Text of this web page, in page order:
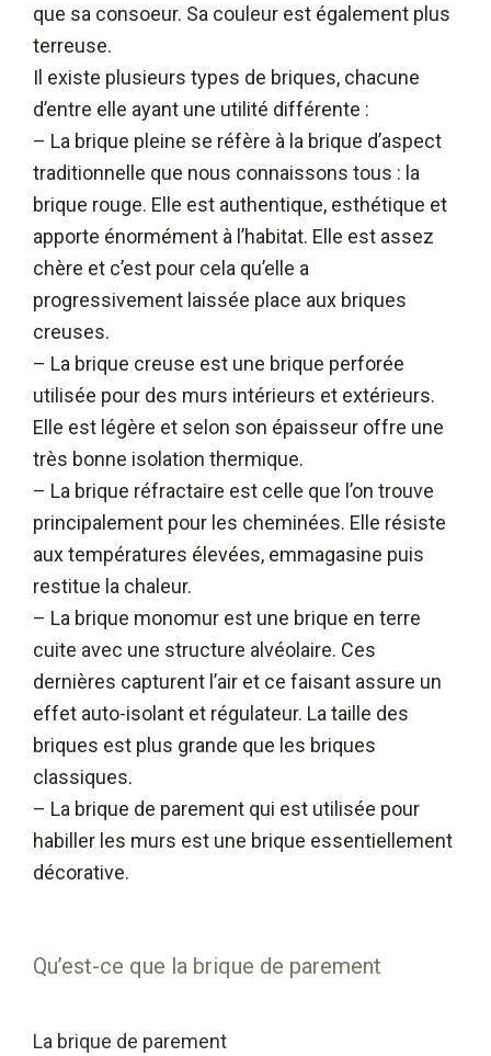
que sa consoeur. Sa couleur est également plus
terreuse.
Il existe plusieurs types de briques, chacune
d’entre elle ayant une utilité différente :
– La brique pleine se réfère à la brique d’aspect
traditionnelle que nous connaissons tous : la
brique rouge. Elle est authentique, esthétique et
apporte énormément à l’habitat. Elle est assez
chère et c’est pour cela qu’elle a
progressivement laissée place aux briques
creuses.
– La brique creuse est une brique perforée
utilisée pour des murs intérieurs et extérieurs.
Elle est légère et selon son épaisseur offre une
très bonne isolation thermique.
– La brique réfractaire est celle que l’on trouve
principalement pour les cheminées. Elle résiste
aux températures élevées, emmagasine puis
restitue la chaleur.
– La brique monomur est une brique en terre
cuite avec une structure alvéolaire. Ces
dernières capturent l’air et ce faisant assure un
effet auto-isolant et régulateur. La taille des
briques est plus grande que les briques
classiques.
– La brique de parement qui est utilisée pour
habiller les murs est une brique essentiellement
décorative.
Qu’est-ce que la brique de parement
La brique de parement